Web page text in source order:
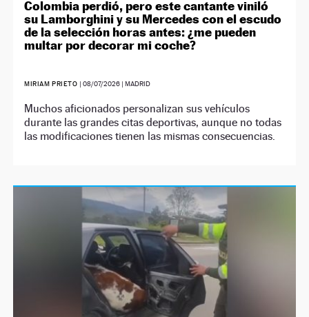
Colombia perdió, pero este cantante viniló
su Lamborghini y su Mercedes con el escudo
de la selección horas antes: ¿me pueden
multar por decorar mi coche?
MIRIAM PRIETO | 08/07/2026| MADRID
Muchos aficionados personalizan sus vehículos
durante las grandes citas deportivas, aunque no todas
las modificaciones tienen las mismas consecuencias.